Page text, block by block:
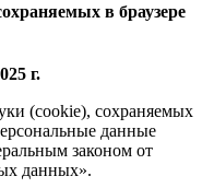
в браузере
г.
(cookie), сохраняемых
данные
законом от
данных».